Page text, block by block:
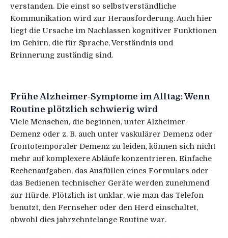
verstanden. Die einst so selbstverständliche
Kommunikation wird zur Herausforderung. Auch hier
liegt die Ursache im Nachlassen kognitiver Funktionen
im Gehirn, die für Sprache, Verständnis und
Erinnerung zuständig sind.
Frühe Alzheimer-Symptome im Alltag: Wenn
Routine plötzlich schwierig wird
Viele Menschen, die beginnen, unter Alzheimer-
Demenz oder z. B. auch unter vaskulärer Demenz oder
frontotemporaler Demenz zu leiden, können sich nicht
mehr auf komplexere Abläufe konzentrieren. Einfache
Rechenaufgaben, das Ausfüllen eines Formulars oder
das Bedienen technischer Geräte werden zunehmend
zur Hürde. Plötzlich ist unklar, wie man das Telefon
benutzt, den Fernseher oder den Herd einschaltet,
obwohl dies jahrzehntelange Routine war.